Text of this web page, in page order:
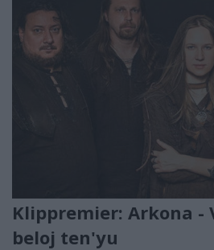
Klippremier: Arkona -
beloj ten'yu